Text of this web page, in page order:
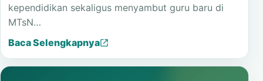
kependidikan sekaligus menyambut guru baru di
MTsN…
Baca Selengkapnya